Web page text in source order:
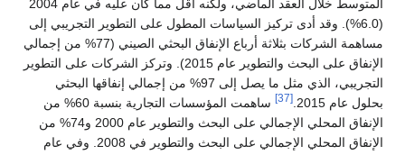
المتوسط ​​خلال العقد الماضي، ولكنه أقل مما كان عليه في عام 2004
(6.0%). وقد أدى تركيز السياسات المطول على التطوير التجريبي إلى
مساهمة الشركات بثلاثة أرباع الإنفاق البحثي الصيني (77% من إجمالي
الإنفاق على البحث والتطوير عام 2015). وتركز الشركات على التطوير
التجريبي، الذي مثل ما يصل إلى 97% من إجمالي إنفاقها البحثي
بحلول عام 2015.
[37]
ساهمت المؤسسات التجارية بنسبة 60% من
الإنفاق المحلي الإجمالي على البحث والتطوير عام 2000 و74% من
الإنفاق المحلي الإجمالي على البحث والتطوير في 2008. وفي عام